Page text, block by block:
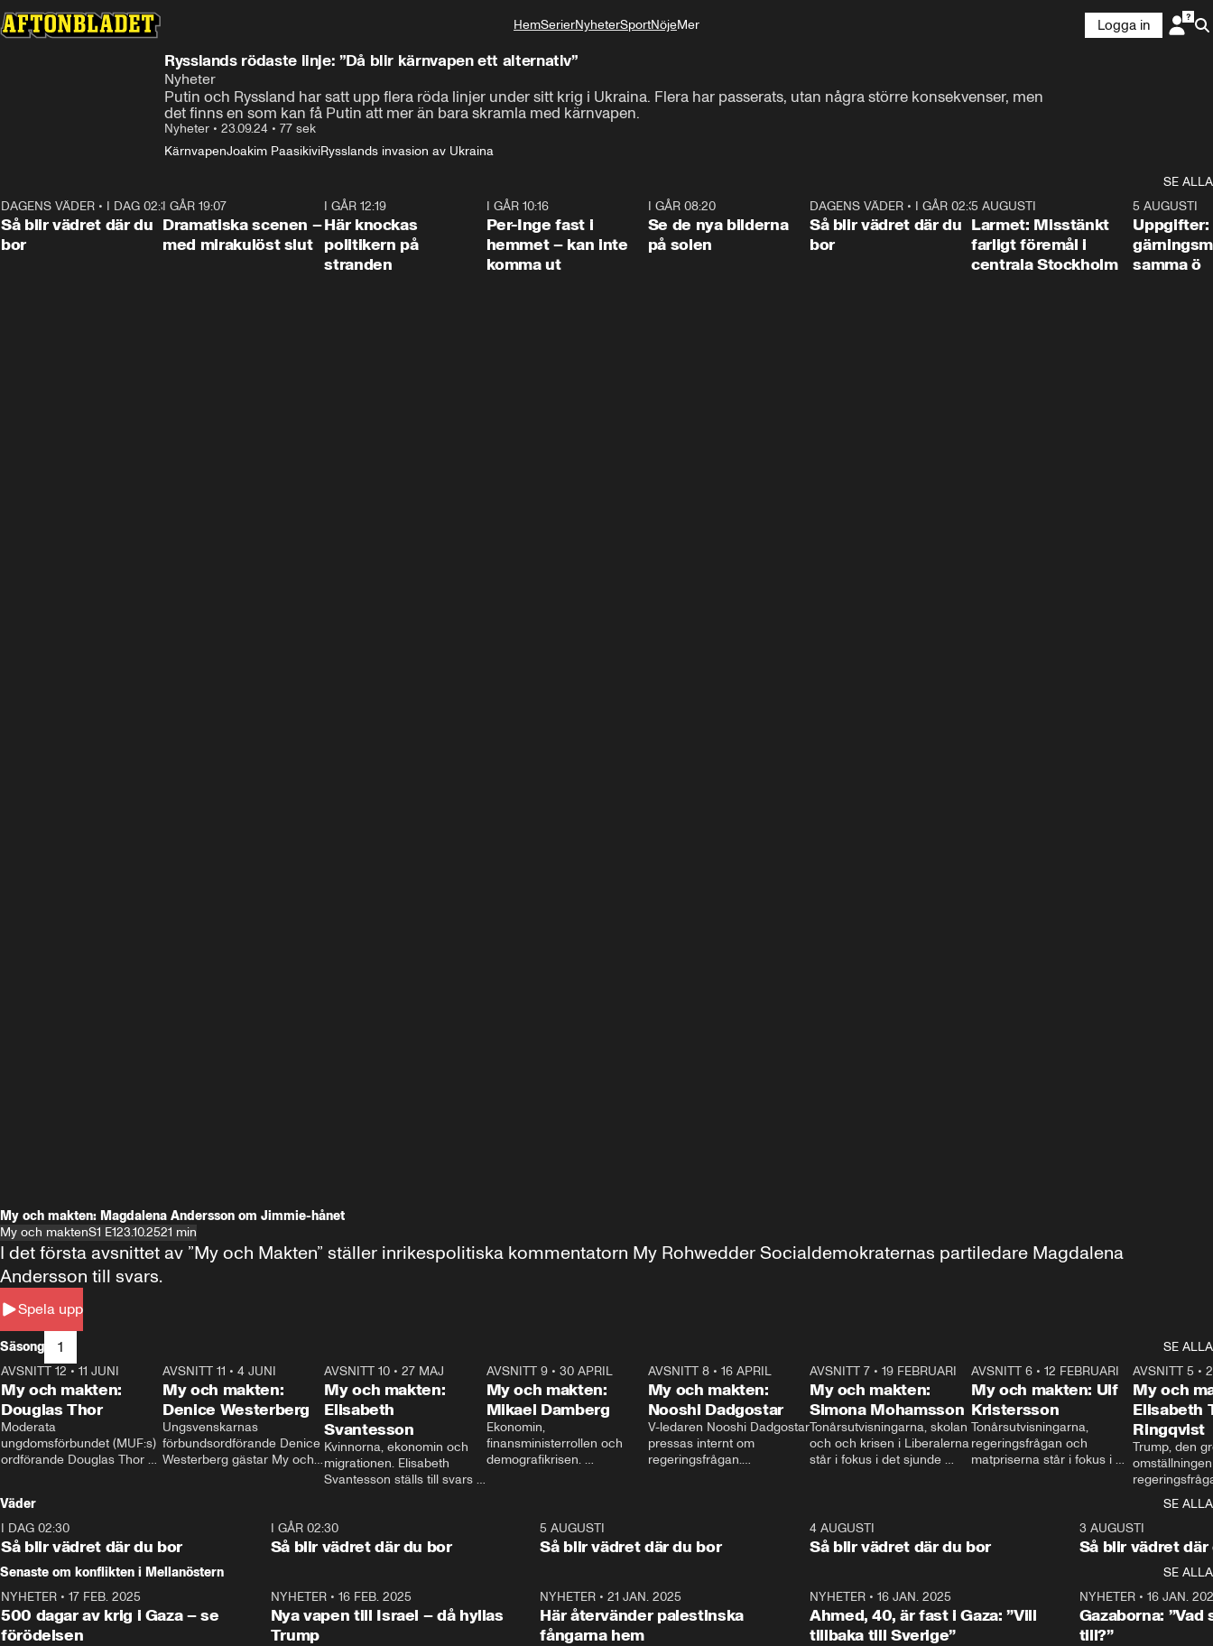
Det är det som man säger och som står också i den ryska doktrinen.
HemSerierNyheterSportNöjeMer
Logga in
Rysslands rödaste linje: ”Då blir kärnvapen ett alternativ”
Nyheter
Putin och Ryssland har satt upp flera röda linjer under sitt krig i Ukraina. Flera har passerats, utan några större konsekvenser, men
det finns en som kan få Putin att mer än bara skramla med kärnvapen.
Nyheter • 23.09.24 • 77 sek
KärnvapenJoakim PaasikiviRysslands invasion av Ukraina
SE ALLA
1:06
DAGENS VÄDER • I DAG 02:30
Så blir vädret där du
bor
I GÅR 19:07
Dramatiska scenen –
med mirakulöst slut
I GÅR 12:19
Här knockas
politikern på
stranden
I GÅR 10:16
Per-Inge fast i
hemmet – kan inte
komma ut
I GÅR 08:20
Se de nya bilderna
på solen
1:06
DAGENS VÄDER• I GÅR 02:30
Så blir vädret där du
bor
0:35
5 AUGUSTI
Larmet: Misstänkt
farligt föremål i
centrala Stockholm
5 AUGUSTI
Uppgifter:
samma ö
My och makten: Magdalena Andersson om Jimmie-hånet
My och maktenS1 E123.10.2521 min
Spela upp
I det första avsnittet av ”My och Makten” ställer inrikespolitiska kommentatorn My Rohwedder Socialdemokraternas partiledare Magdalena
Andersson till svars.
Säsong 1
SE ALLA
26:27
AVSNITT 12 • 11 JUNI
My och makten:
Douglas Thor
Moderata
ungdomsförbundet (MUF:s)
ordförande Douglas Thor
tonårsutvisningarna och hur
Moderaterna ska locka
väljare till valet i höst.
23:40
AVSNITT 11 •4 JUNI
My och makten:
Denice Westerberg
Ungsvenskarnas
förbundsordförande Denice
Westerberg gästar My och
AVSNITT 10 •27 MAJ
My och makten:
Elisabeth
Svantesson
Kvinnorna, ekonomin och
migrationen. Elisabeth
Svantesson ställs till svars
AVSNITT 9• 30 APRIL
My och makten:
Mikael Damberg
Ekonomin,
finansministerrollen och
demografikrisen.
och Makten.
AVSNITT 8• 16 APRIL
My och makten:
Nooshi Dadgostar
V-ledaren Nooshi Dadgostar
pressas internt om
regeringsfrågan.
– Vi ställer upp i val. Ska vi
vara med så sitter vi förstås
24:30
AVSNITT 7• 19 FEBRUARI
My och makten:
Simona Mohamsson
Tonårsutvisningarna, skolan
och och krisen i Liberalerna
står i fokus i det sjunde
kommentator My
Rohwedder ställer
utbildnings- och
Mohamsson till svars.
27:30
AVSNITT 6 •12 FEBRUARI
My och makten: Ulf
Kristersson
Tonårsutvisningarna,
regeringsfrågan och
matpriserna står i fokus i
Rohwedder ställer
statsminister Ulf Kristersson
AVSNITT 5 •
My och
Elisabeth
Ringqvist
Trump, den
centrum i
avsnittet av
Makten”. Se
Aftonbladets
Rohwedder
Thand Ring
Väder
SE ALLA
I DAG 02:30
Så blir vädret där du bor
1:06
I GÅR 02:30
Så blir vädret där du bor
5 AUGUSTI
Så blir vädret där du bor
4 AUGUSTI
Så blir vädret där du bor
3 AUGUSTI
Så blir vädret där
Senaste om konflikten i Mellanöstern
SE ALLA
NYHETER • 17 FEB. 2025
500 dagar av krig i Gaza – se
förödelsen
NYHETER• 16 FEB. 2025
Nya vapen till Israel – då hyllas
Trump
NYHETER •21 JAN. 2025
Här återvänder palestinska
fångarna hem
NYHETER• 16 JAN. 2025
Ahmed, 40, är fast i Gaza: ”Vill
tillbaka till Sverige”
NYHETER• 16 JAN.
Gazaborna:
till?”